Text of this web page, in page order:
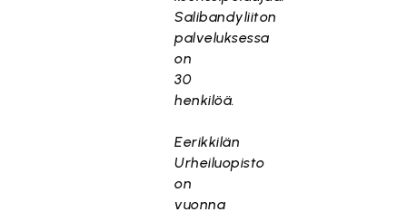
Salibandyliiton
palveluksessa
on
30
henkilöä.
Eerikkilän
Urheiluopisto
on
vuonna